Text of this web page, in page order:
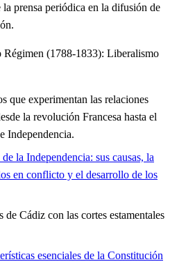
prensa periódica en la difusión de
(1788-1833): Liberalismo
que experimentan las relaciones
la revolución Francesa hasta el
Independencia.
la Independencia: sus causas, la
en conflicto y el desarrollo de los
de Cádiz con las cortes estamentales
esenciales de la Constitución